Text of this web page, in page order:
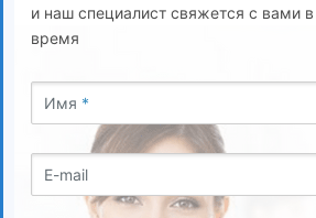
и наш специалист свяжется с вами
время
Имя *
E-mail